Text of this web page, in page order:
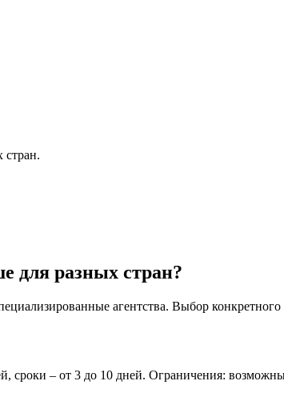
стран.
для разных стран?
агентства. Выбор конкретного
сроки – от 3 до 10 дней. Ограничения: